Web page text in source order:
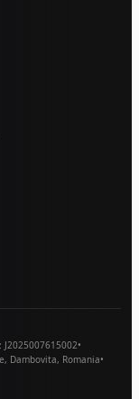
J2025007615002•
, Dambovita, Romania•